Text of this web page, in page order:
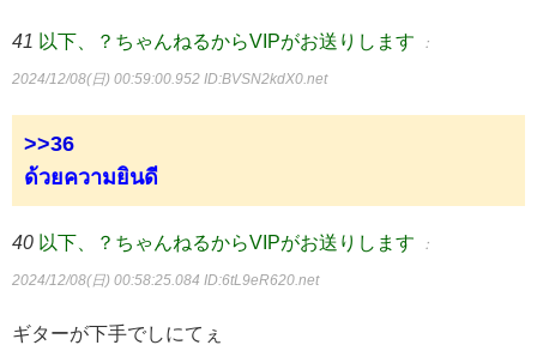
41 以下、？ちゃんねるからVIPがお送りします ：
2024/12/08(日) 00:59:00.952 ID:BVSN2kdX0.net
>>36
ด้วยความยินดี
40 以下、？ちゃんねるからVIPがお送りします ：
2024/12/08(日) 00:58:25.084 ID:6tL9eR620.net
ギターが下手でしにてぇ